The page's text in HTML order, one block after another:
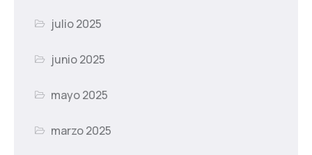
julio 2025
junio 2025
mayo 2025
marzo 2025